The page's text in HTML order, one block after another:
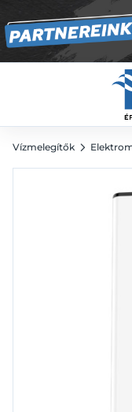
Vízmelegítők
132 500